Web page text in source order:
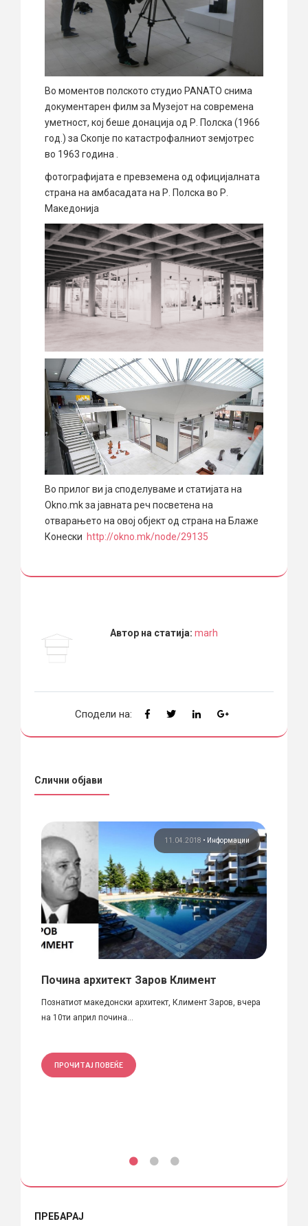
Во моментов полското студио PANATO снима
документарен филм за Музејот на современа
уметност, кој беше донација од Р. Полска (1966
год.) за Скопје по катастрофалниот земјотрес
во 1963 година .
фотографијата е превземена од официјалната
страна на амбасадата на Р. Полска во Р.
Македонија
Во прилог ви ја споделуваме и статијата на
Okno.mk за јавната реч посветена на
отварањето на овој објект од страна на Блаже
Конески http://okno.mk/node/29135
Автор на статија: marh
Сподели на:
Слични објави
11.04.2018 • Информации
Почина архитект Заров Климент
Познатиот македонски архитект, Климент Заров, вчера
на 10ти април почина...
ПРОЧИТАЈ ПОВЕЌЕ
ПРЕБАРАЈ